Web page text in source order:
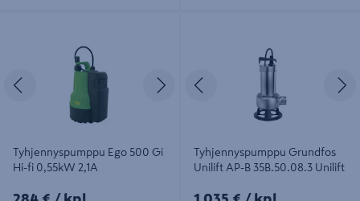
Edellinen Seuraava
Tyhjennyspumppu Ego 500 Gi
Hi-fi 0,55kW 2,1A
284€/kpl
Edellinen
Tyhjennyspumppu Grundfos
Unilift AP-B 35B.50.08.3 Unilift
1035€/kpl